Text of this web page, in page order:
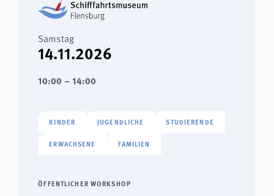
Samstag
14.11.2026
10:00 – 14:00
KINDER JUGENDLICHE STUDIERENDE
ERWACHSENE FAMILIEN
ÖFFENTLICHER WORKSHOP